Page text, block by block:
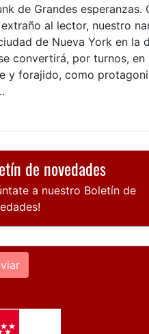
de Grandes esperanzas.
al lector, nuestro
de Nueva York en la
convertirá, por turnos, en
y forajido, como
de novedades
a nuestro Boletín de